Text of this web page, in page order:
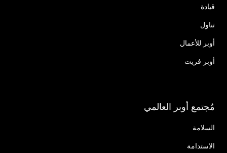
قيادة
تناول
أوبر للأعمال
أوبر فريت
مُجتمع أوبر العالمي
السلامة
الاستدامة